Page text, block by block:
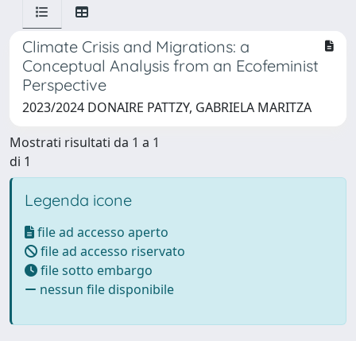
Climate Crisis and Migrations: a
Conceptual Analysis from an Ecofeminist
Perspective
2023/2024 DONAIRE PATTZY, GABRIELA MARITZA
Mostrati risultati da 1 a 1
di 1
Legenda icone
file ad accesso aperto
file ad accesso riservato
file sotto embargo
nessun file disponibile